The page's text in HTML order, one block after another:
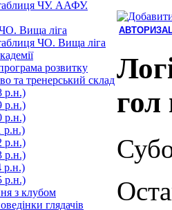
ЧУ. ААФУ.
Вища ліга
ЧО. Вища ліга
розвитку
та тренерський склад
р.н.)
р.н.)
р.н.)
р.н.)
р.н.)
р.н.)
р.н.)
р.н.)
з клубом
глядачів
гол